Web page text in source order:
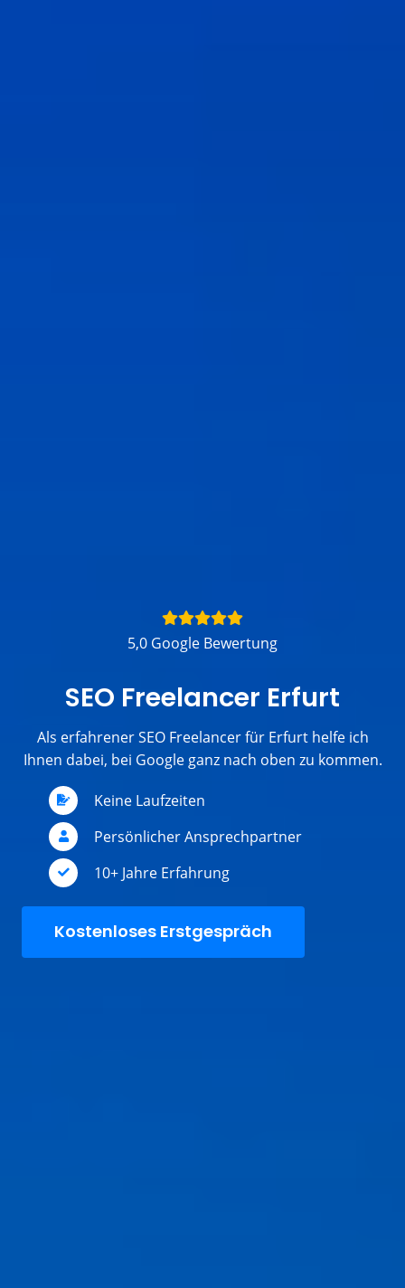
5,0 Google Bewertung
SEO Freelancer Erfurt
Als erfahrener SEO Freelancer für Erfurt helfe ich
Ihnen dabei, bei Google ganz nach oben zu kommen.
Keine Laufzeiten
Persönlicher Ansprechpartner
10+ Jahre Erfahrung
Kostenloses Erstgespräch